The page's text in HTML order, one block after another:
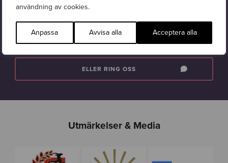
användning av cookies.
Anpassa Avvisa alla Acceptera alla
Är du nyfiken på hur vi kan skapa en liknande produktion för ditt
ELLER RING OSS
Utmärkelser & Media